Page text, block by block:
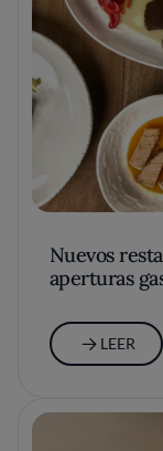
Nuevos
aperturas
LEER